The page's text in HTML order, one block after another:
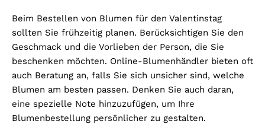
Beim Bestellen von Blumen für den Valentinstag
sollten Sie frühzeitig planen. Berücksichtigen Sie den
Geschmack und die Vorlieben der Person, die Sie
beschenken möchten. Online-Blumenhändler bieten oft
auch Beratung an, falls Sie sich unsicher sind, welche
Blumen am besten passen. Denken Sie auch daran,
eine spezielle Note hinzuzufügen, um Ihre
Blumenbestellung persönlicher zu gestalten.